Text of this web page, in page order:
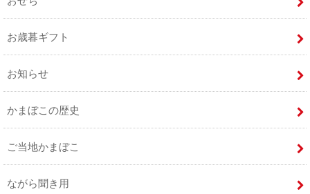
お歳暮ギフト
お知らせ
かまぼこの歴史
ご当地かまぼこ
ながら聞き用